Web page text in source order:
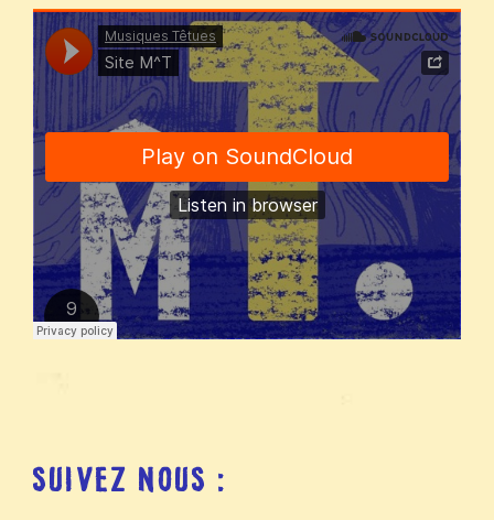
SUIVEZ NOUS :